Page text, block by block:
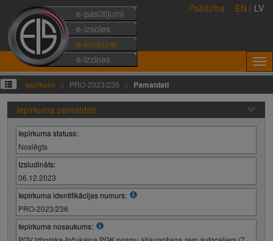
e-pasūtījumi
e-izsoles
e-konkursi
e-izziņas
Palīdzība EN | LV
Iepirkumi PRO-2023/236 Pamatdati
Iepirkuma pamatdati
Iepirkuma statuss:
Noslēgts
Izsludināts:
06.12.2023
Iepirkuma identifikācijas numurs:
PRO-2023/236
Iepirkuma nosaukums: